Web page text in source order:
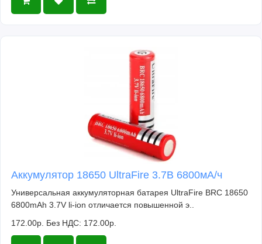
Аккумулятор 18650 UltraFire 3.7В 6800мА/ч
Универсальная аккумуляторная батарея UltraFire BRC 18650
6800mAh 3.7V li-ion отличается повышенной э..
172.00р. Без НДС: 172.00р.